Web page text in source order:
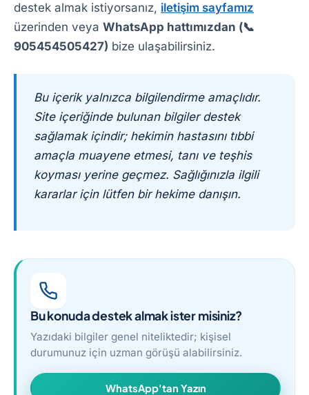
destek almak istiyorsanız, iletişim sayfamız
üzerinden veya WhatsApp hattımızdan (📞
905454505427) bize ulaşabilirsiniz.
Bu içerik yalnızca bilgilendirme amaçlıdır.
Site içeriğinde bulunan bilgiler destek
sağlamak içindir; hekimin hastasını tıbbi
amaçla muayene etmesi, tanı ve teşhis
koyması yerine geçmez. Sağlığınızla ilgili
kararlar için lütfen bir hekime danışın.
Bu konuda destek almak ister misiniz?
Yazıdaki bilgiler genel niteliktedir; kişisel
durumunuz için uzman görüşü alabilirsiniz.
WhatsApp'tan Yazın